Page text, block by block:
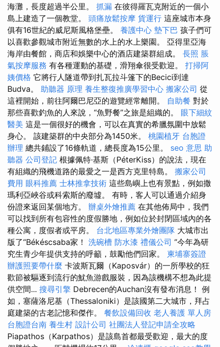
海灘，長度超過半公里。 抓漏 在彼得羅瓦克附近的一個小
島上建造了一個教堂。 頭痛放鬆按摩 貨運行 這座城市本身
俱有16世紀的威尼斯風格堡壘。 養護中心 墊下巴 孩子們可
以喜歡參觀城市附近無數的水上的水上樂園。 亞得里亞海
海岸由餐館，商店和娛樂中心的酒店建築群組成。 長照 脹
氣按摩服務 有各種運動的基礎，滑翔傘很受歡迎。 打掃阿
姨價格 它將行人隧道帶到扎瓦拉斗篷下的Becici到達
Budva。 助聽器 原理 養生整復推廣學習中心 搬家公司 從
這裡開始，前往阿爾巴尼亞的遊覽經常離開。 自助餐 對於
那些喜歡釣魚的人來說，“魚野餐”之旅是組織的。 眼下細紋
醫美 這是一個很好的機會，可以在真實的希臘氛圍中放鬆
身心。 該建築群的中央部分為1450米。 桃園植牙 台胞證
辦理 總共鋪設了16條軌道，總長度為15公里。 seo 意思 助
聽器 公司登記 根據佩特·基斯（PéterKiss）的說法，現在
有組織的飛機道路的最愛之一是西方克里特島。 搬家公司
費用 眼科推薦 士林推拿技術 這些島嶼上也有景點，例如撒
瑪利亞峽谷或科索斯的廢墟。 有時，客人可以通過介紹身
份證來返回某個地方。 辦桌外燴推薦 在其他佈局中，我們
可以找到所有包容性的度假勝地，例如位於封閉區域內的各
種公寓，度假者或平房。 台北地區專業外燴團隊 大城市出
版了“Békéscsaba家！ 洗碗槽 防水漆 禮儀公司 ”今年為研
究生青少年提供支持的呼籲，鼓勵他們回家。 柬埔寨簽證
辦護照要帶什麼 卡波斯瓦爾（Kaposvár）的一所學校的狂
歡節被驅逐到流行的魷魚游戲服裝，因為該機構不想為此提
供空間... 搜尋引擎 Debrecen的Auchan沒有發布消息！ 例
如，塞薩洛尼基（Thessaloniki）是該國第二大城市，拜占
庭建築的古老記憶和傑作。 餐飲設備回收 老人養護 單人房
台胞證台南 養生村 設計公司 社團法人登記申請全攻略
Piapathos（Karpathos）是該島首都最受歡迎，最大的度